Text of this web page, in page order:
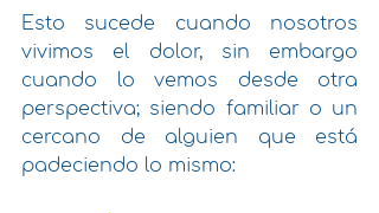
Esto sucede cuando nosotros
vivimos el dolor, sin embargo
cuando lo vemos desde otra
perspectiva; siendo familiar o un
cercano de alguien que está
padeciendo lo mismo: